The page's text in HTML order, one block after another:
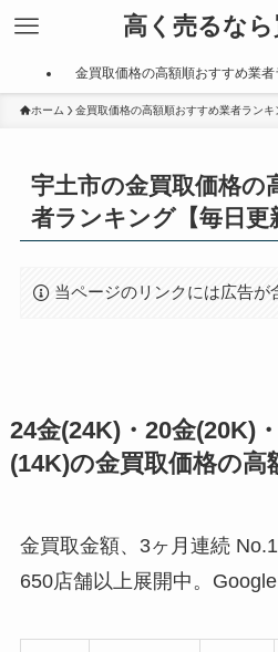
高く売るな
金買取価格の高額順おすすめ業者
ホーム 金買取価格の高額順おすすめ業者ランキ
宇土市の金買取価格の
者ランキング【毎日更
当ページのリンクには広告が
24金(24K)・20金(20K)
(14K)の金買取価格の高
金買取金額、3ヶ月連続 No.1
650店舗以上展開中。